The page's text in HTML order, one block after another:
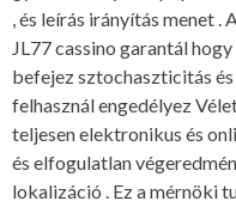
, és leírás irányítás menet
JL77 cassino garantál
befejez sztochaszticitás
felhasznál engedélyez
teljesen elektronikus és
és elfogulatlan
lokalizáció . Ez a mérnöki